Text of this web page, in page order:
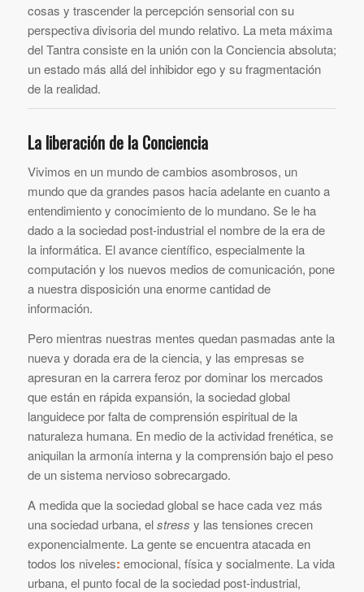
cosas y trascender la percepción sensorial con su
perspectiva divisoria del mundo relativo. La meta máxima
del Tantra consiste en la unión con la Conciencia absoluta;
un estado más allá del inhibidor ego y su fragmentación
de la realidad.
La liberación de la Conciencia
Vivimos en un mundo de cambios asombrosos, un
mundo que da grandes pasos hacia adelante en cuanto a
entendimiento y conocimiento de lo mundano. Se le ha
dado a la sociedad post-industrial el nombre de la era de
la informática. El avance científico, especialmente la
computación y los nuevos medios de comunicación, pone
a nuestra disposición una enorme cantidad de
información.
Pero mientras nuestras mentes quedan pasmadas ante la
nueva y dorada era de la ciencia, y las empresas se
apresuran en la carrera feroz por dominar los mercados
que están en rápida expansión, la sociedad global
languidece por falta de comprensión espiritual de la
naturaleza humana. En medio de la actividad frenética, se
aniquilan la armonía interna y la comprensión bajo el peso
de un sistema nervioso sobrecargado.
A medida que la sociedad global se hace cada vez más
una sociedad urbana, elstress y las tensiones crecen
exponencialmente. La gente se encuentra atacada en
todos los niveles: emocional, física y socialmente. La vida
urbana, el punto focal de la sociedad post-industrial,